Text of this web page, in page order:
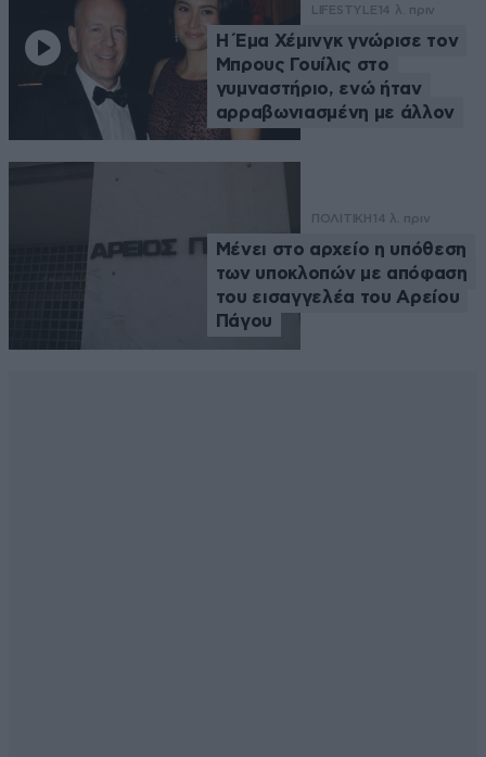
LIFESTYLE 14 λ. πριν
Η Έμα Χέμινγκ γνώρισε τον
Μπρους Γουίλις στο
γυμναστήριο, ενώ ήταν
αρραβωνιασμένη με άλλον
ΠΟΛΙΤΙΚΗ 14 λ. πριν
Μένει στο αρχείο η υπόθεση
των υποκλοπών με απόφαση
του εισαγγελέα του Αρείου
Πάγου